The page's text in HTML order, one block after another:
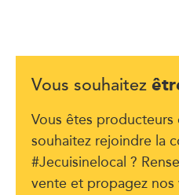
Vous souhaitez
Vous êtes producteurs
souhaitez rejoindre la
#Jecuisinelocal ?
vente et propagez nos